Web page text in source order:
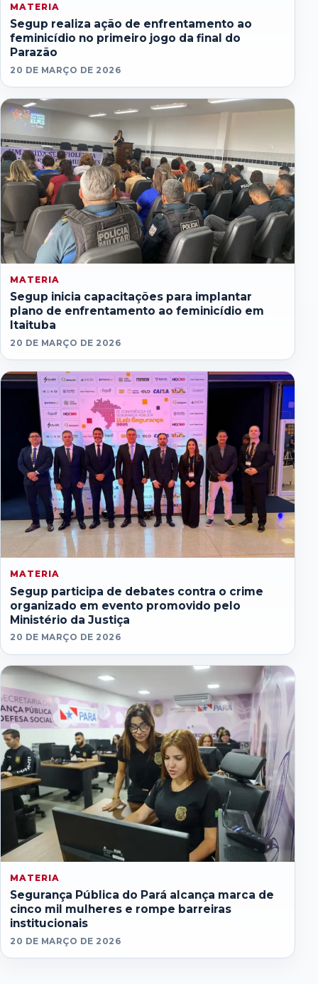
MATERIA
Segup realiza ação de enfrentamento ao
feminicídio no primeiro jogo da final do
Parazão
20 DE MARÇO DE 2026
MATERIA
Segup inicia capacitações para implantar
plano de enfrentamento ao feminicídio em
Itaituba
20 DE MARÇO DE 2026
MATERIA
Segup participa de debates contra o crime
organizado em evento promovido pelo
Ministério da Justiça
20 DE MARÇO DE 2026
MATERIA
Segurança Pública do Pará alcança marca de
cinco mil mulheres e rompe barreiras
institucionais
20 DE MARÇO DE 2026